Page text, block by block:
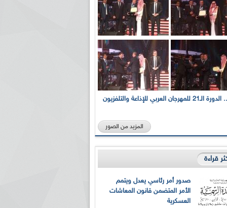
بالصور... الدورة الـ21 للمهرجان العربي للإذاعة والتلفزيون
المزيد من الصور
قراءة
صدور أمر رئاسي يعدل ويتمم
الأمر المتضمن قانون المعاشات
العسكرية